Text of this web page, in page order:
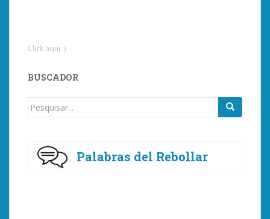
Click aqui :)
BUSCADOR
Procurar
Palabras del Rebollar